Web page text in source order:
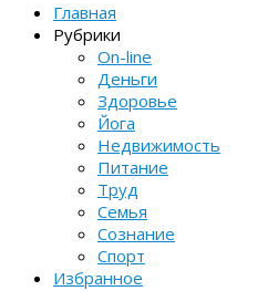
Главная
Рубрики
On-line
Деньги
Здоровье
Йога
Недвижимость
Питание
Труд
Семья
Сознание
Спорт
Избранное